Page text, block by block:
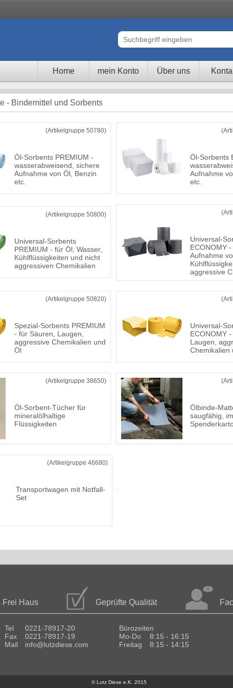
Home mein Konto Über uns
- Bindemittel und Sorbents
(Artikelgruppe 50780)
Öl-Sorbents PREMIUM -
wasserabweisend, sichere
Aufnahme von Öl, Benzin
etc.
Öl-Sorbents
Aufnahme
etc.
(Artikelgruppe 50800)
Universal-Sorbents
PREMIUM - für Öl, Wasser,
Kühlflüssigkeiten und nicht
aggressiven Chemikalien
Universal-
ECONOMY
Aufnahme
aggressive
(Artikelgruppe 50820)
Spezial-Sorbents PREMIUM
- für Säuren, Laugen,
aggressive Chemikalien und
Öl
Universal-
ECONOMY -
Laugen,
Chemikalien
(Artikelgruppe 38650)
Öl-Sorbent-Tücher für
mineralölhaltige
Flüssigkeiten
Ölbinde-
saugfähig, im
(Artikelgruppe 46680)
Transportwagen mit Notfall-
Set
Frei Haus Geprüfte Qualität
Tel
0221-78917-20
Fax
0221-78917-19
Mail
info@lutzdiese.com
Bürozeiten
Mo-Do
8:15 - 16:15
Freitag
8:15 - 14:15
© Lutz Diese e.K. 2015